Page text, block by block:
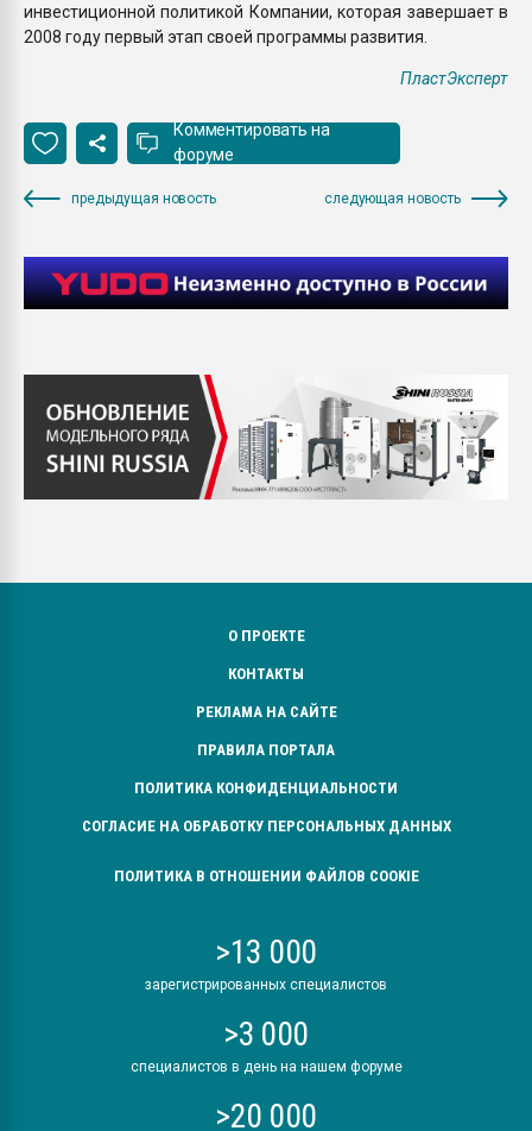
инвестиционной политикой Компании, которая завершает в
2008 году первый этап своей программы развития.
ПластЭксперт
Комментировать на
форуме
предыдущая новость следующая новость
О ПРОЕКТЕ
КОНТАКТЫ
РЕКЛАМА НА САЙТЕ
ПРАВИЛА ПОРТАЛА
ПОЛИТИКА КОНФИДЕНЦИАЛЬНОСТИ
СОГЛАСИЕ НА ОБРАБОТКУ ПЕРСОНАЛЬНЫХ ДАННЫХ
ПОЛИТИКА В ОТНОШЕНИИ ФАЙЛОВ COOKIE
>13 000
зарегистрированных специалистов
>3 000
специалистов в день на нашем форуме
>20 000